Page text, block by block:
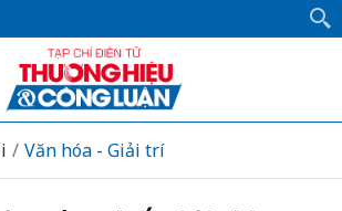
Văn hóa - Giải trí